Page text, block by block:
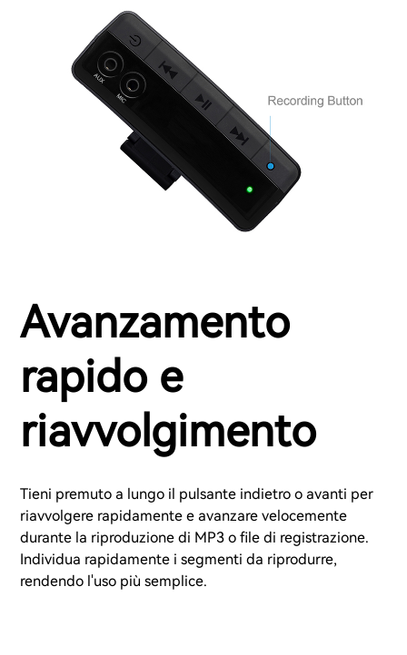
Avanzamento
rapido e
riavvolgimento
Tieni premuto a lungo il pulsante indietro o avanti per
riavvolgere rapidamente e avanzare velocemente
durante la riproduzione di MP3 o file di registrazione.
Individua rapidamente i segmenti da riprodurre,
rendendo l'uso più semplice.